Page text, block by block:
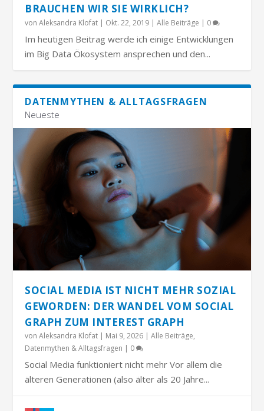
BRAUCHEN WIR SIE WIRKLICH?
vonAleksandra Klofat | Okt. 22, 2019 |Alle Beiträge | 0
Im heutigen Beitrag werde ich einige Entwicklungen
im Big Data Ökosystem ansprechen und den...
DATENMYTHEN & ALLTAGSFRAGEN
Neueste
SOCIAL MEDIA IST NICHT MEHR SOZIAL
GEWORDEN: DER WANDEL VOM SOCIAL
GRAPH ZUM INTEREST GRAPH
vonAleksandra Klofat | Mai 9, 2026 |Alle Beiträge,
Datenmythen & Alltagsfragen | 0
Social Media funktioniert nicht mehr Vor allem die
älteren Generationen (also älter als 20 Jahre...